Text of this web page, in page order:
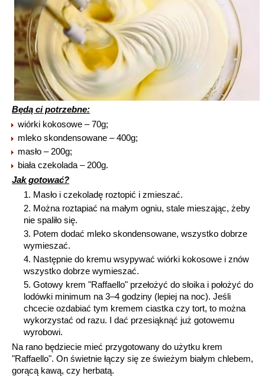
Będą ci potrzebne:
wiórki kokosowe – 70g;
mleko skondensowane – 400g;
masło – 200g;
biała czekolada – 200g.
Jak gotować?
Masło i czekoladę roztopić i zmieszać.
Można roztapiać na małym ogniu, stale mieszając, żeby
nie spaliło się.
Potem dodać mleko skondensowane, wszystko dobrze
wymieszać.
Następnie do kremu wsypywać wiórki kokosowe i znów
wszystko dobrze wymieszać.
Gotowy krem "Raffaello" przełożyć do słoika i położyć do
lodówki minimum na 3–4 godziny (lepiej na noc). Jeśli
chcecie ozdabiać tym kremem ciastka czy tort, to można
wykorzystać od razu. I dać przesiąknąć już gotowemu
wyrobowi.
Na rano będziecie mieć przygotowany do użytku krem
"Raffaello". On świetnie łączy się ze świeżym białym chlebem,
gorącą kawą, czy herbatą.